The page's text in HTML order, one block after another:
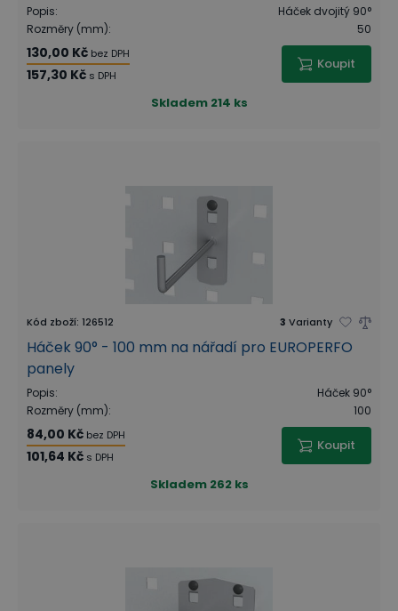
Popis:
Háček dvojitý 90°
Rozměry (mm): 50
130,00 Kč bez DPH
157,30 Kč s DPH
Koupit
Skladem 214 ks
Kód zboží: 126512 3 Varianty
Háček 90° - 100 mm na nářadí pro EUROPERFO
panely
Popis:
Háček 90°
Rozměry (mm): 100
84,00 Kč bez DPH
101,64 Kč s DPH
Koupit
Skladem 262 ks